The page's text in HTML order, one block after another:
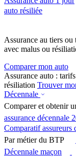
auto résiliée
Assurance au tiers
avec malus ou
Comparer mon auto
Assurance auto :
résiliation Trouver
Décennale
Comparer et obtenir
assurance décennale
Comparatif assureurs
Par métier du BTP
Décennale maçon